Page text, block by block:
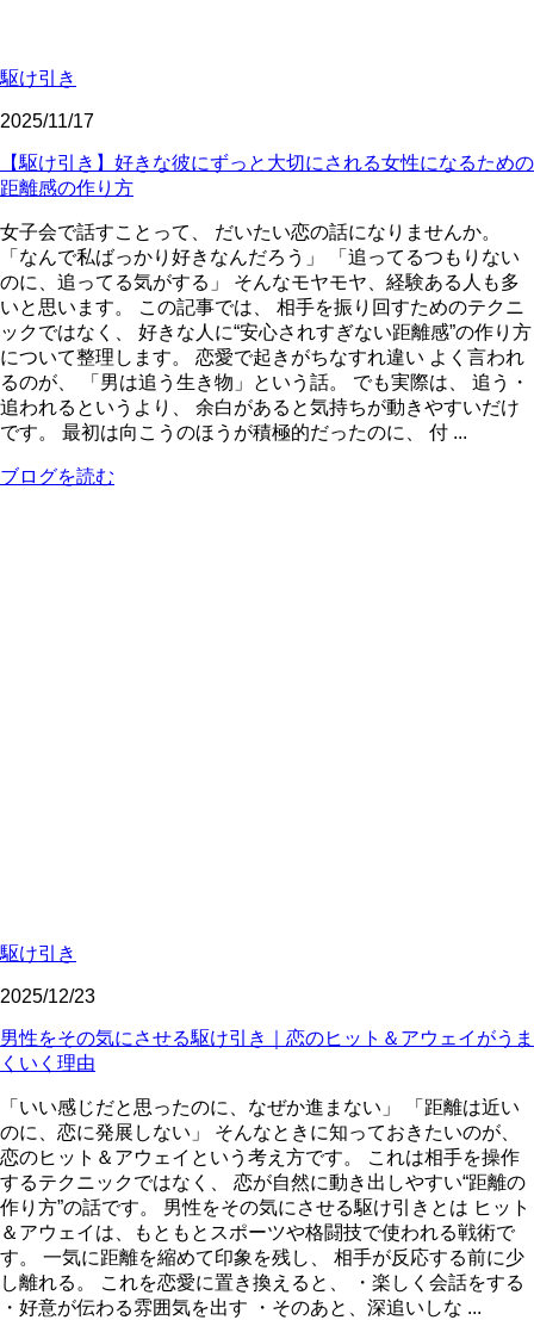
駆け引き
2025/11/17
【駆け引き】好きな彼にずっと大切にされる女性になるための
距離感の作り方
女子会で話すことって、 だいたい恋の話になりませんか。
「なんで私ばっかり好きなんだろう」 「追ってるつもりない
のに、追ってる気がする」 そんなモヤモヤ、経験ある人も多
いと思います。 この記事では、 相手を振り回すためのテクニ
ックではなく、 好きな人に“安心されすぎない距離感”の作り方
について整理します。 恋愛で起きがちなすれ違い よく言われ
るのが、 「男は追う生き物」という話。 でも実際は、 追う・
追われるというより、 余白があると気持ちが動きやすいだけ
です。 最初は向こうのほうが積極的だったのに、 付 ...
ブログを読む
駆け引き
2025/12/23
男性をその気にさせる駆け引き｜恋のヒット＆アウェイがうま
くいく理由
「いい感じだと思ったのに、なぜか進まない」 「距離は近い
のに、恋に発展しない」 そんなときに知っておきたいのが、
恋のヒット＆アウェイという考え方です。 これは相手を操作
するテクニックではなく、 恋が自然に動き出しやすい“距離の
作り方”の話です。 男性をその気にさせる駆け引きとは ヒット
＆アウェイは、もともとスポーツや格闘技で使われる戦術で
す。 一気に距離を縮めて印象を残し、 相手が反応する前に少
し離れる。 これを恋愛に置き換えると、 ・楽しく会話をする
・好意が伝わる雰囲気を出す ・そのあと、深追いしな ...